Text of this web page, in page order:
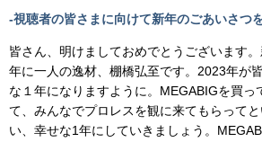
-視聴者の皆さまに向けて新年のごあいさつ
皆さん、明けましておめでとうございます
年に一人の逸材、棚橋弘至です。2023年が
な１年になりますように。MEGABIGを買っ
て、みんなでプロレスを観に来てもらって
い、幸せな1年にしていきましょう。